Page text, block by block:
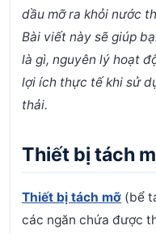
dầu mỡ ra khỏi nước
Bài viết này sẽ giúp
là gì, nguyên lý hoạt
lợi ích thực tế khi sử
thải.
Thiết bị tách
Thiết bị tách mỡ (bể
các ngăn chứa được